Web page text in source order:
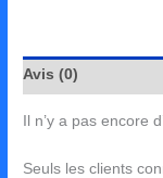
Avis (0)
Il n’y a pas encore
Seuls les clients